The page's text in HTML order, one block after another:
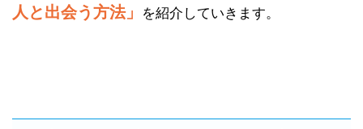
人と出会う方法」
を紹介していきます。